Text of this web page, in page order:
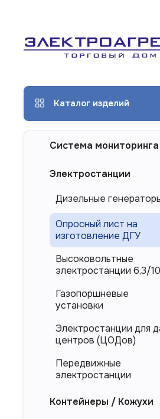
Каталог изделий
ТД Электроагрегат Каталог
Мини-
Система мониторинга
Электростанции
Дизельные
Опросный лист на
изготовление ДГУ
Высоковольтные
электростанции 6,3/
Газопоршневые
установки
Электростанции для
центров (ЦОДов)
Передвижные
электростанции
Контейнеры / Кожухи